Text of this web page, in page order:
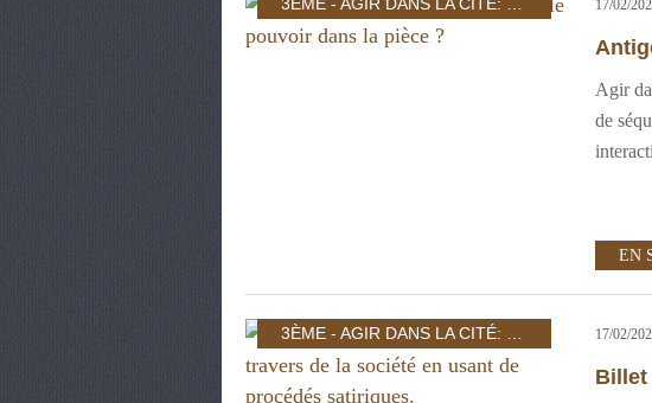
3ÈME - AGIR DANS LA CITÉ: INDIVIDU ET POUVOIR 17/02/
Agir
de
EN
3ÈME - AGIR DANS LA CITÉ: INDIVIDU ET POUVOIR 17/02/